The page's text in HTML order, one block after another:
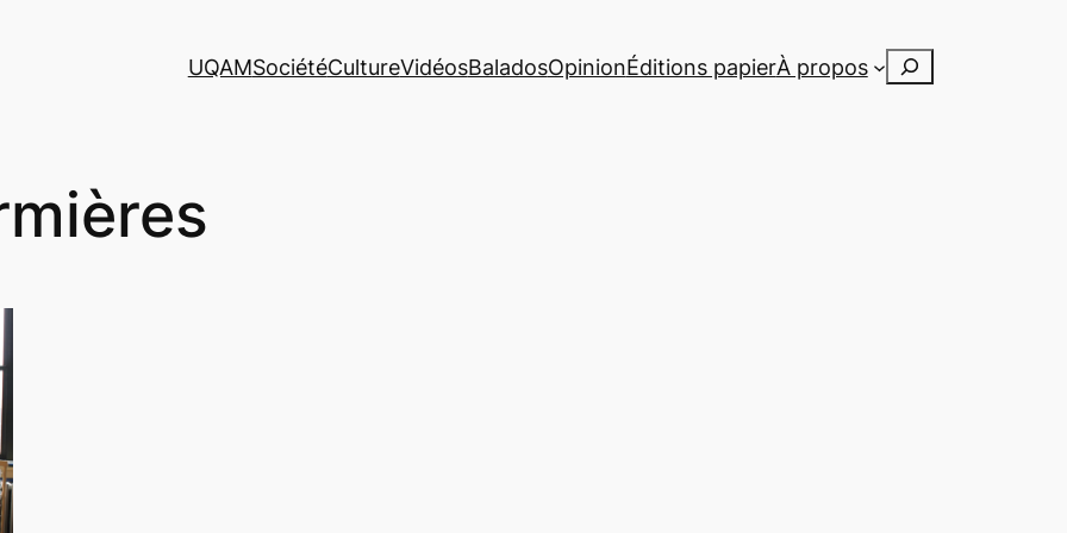
UQAMSociétéCultureVidéosBaladosOpinionÉditions papierÀ propos Rechercher